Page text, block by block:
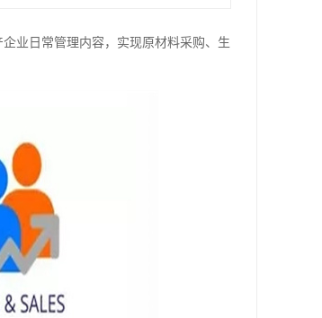
业日常管理内容，实现原材料采购、生